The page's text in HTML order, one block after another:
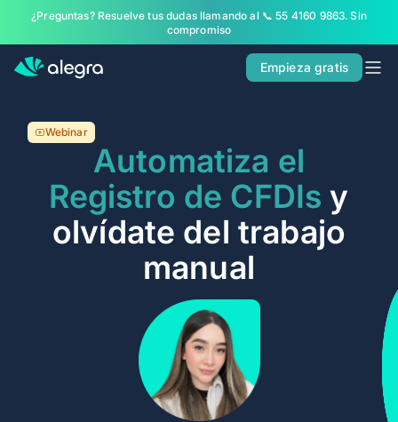
¿Preguntas? Resuelve tus dudas llamando al 📞 55 4160 9863. Sin
compromiso
Empieza gratis
Inicio
Soluciones
Facturación
Contabilidad
POS
PARA CONTADORES
Alegra para Contadores
Webinar
Automatiza el
Registro de CFDIs y
olvídate del trabajo
manual